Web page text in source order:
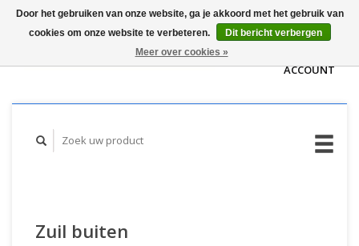
WINKELWAGEN
ACCOUNT
Zuil buiten
Door het gebruiken van onze website, ga je akkoord met het gebruik van
cookies om onze website te verbeteren.
Dit bericht verbergen
Meer over cookies »